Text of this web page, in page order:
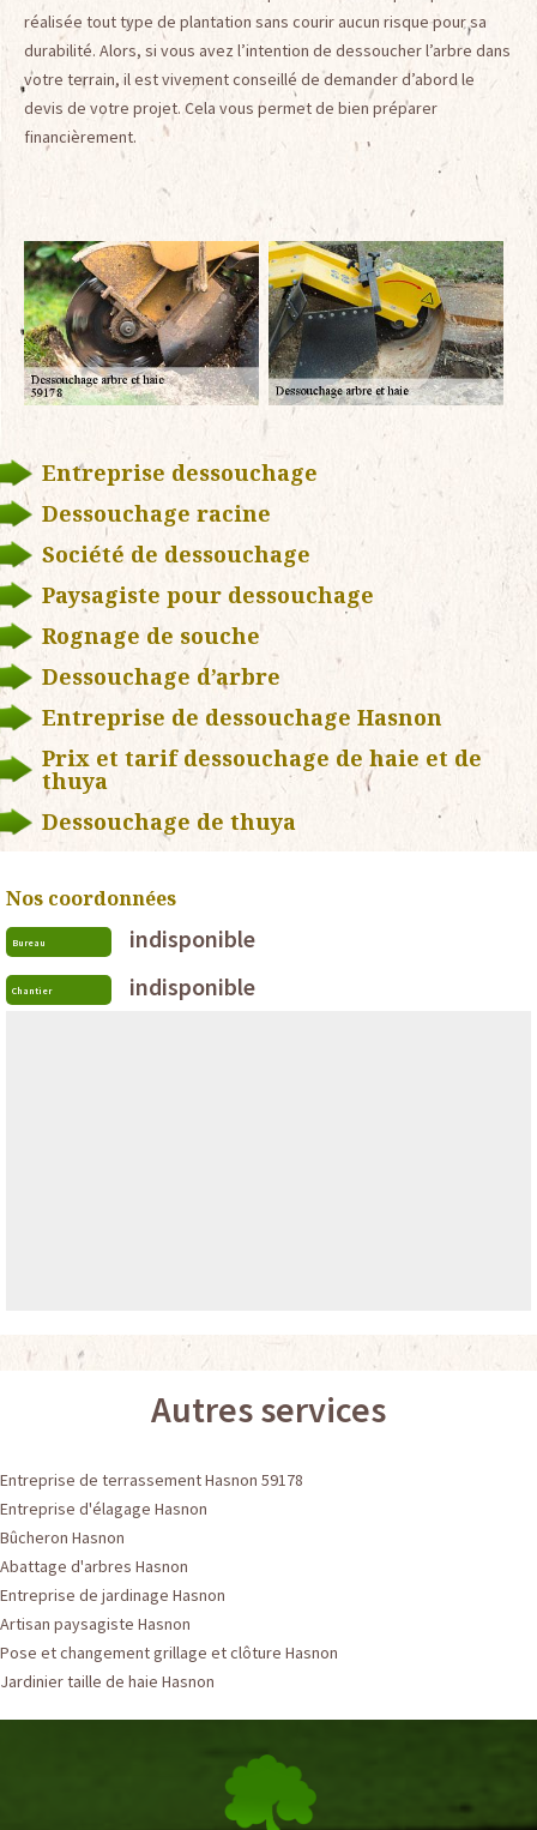
réalisée tout type de plantation sans courir aucun risque pour sa
durabilité. Alors, si vous avez l’intention de dessoucher l’arbre dans
votre terrain, il est vivement conseillé de demander d’abord le
devis de votre projet. Cela vous permet de bien préparer
financièrement.
Entreprise dessouchage
Dessouchage racine
Société de dessouchage
Paysagiste pour dessouchage
Rognage de souche
Dessouchage d’arbre
Entreprise de dessouchage Hasnon
Prix et tarif dessouchage de haie et de
thuya
Dessouchage de thuya
Nos coordonnées
Bureau indisponible
Chantier indisponible
Autres services
Entreprise de terrassement Hasnon 59178
Entreprise d'élagage Hasnon
Bûcheron Hasnon
Abattage d'arbres Hasnon
Entreprise de jardinage Hasnon
Artisan paysagiste Hasnon
Pose et changement grillage et clôture Hasnon
Jardinier taille de haie Hasnon